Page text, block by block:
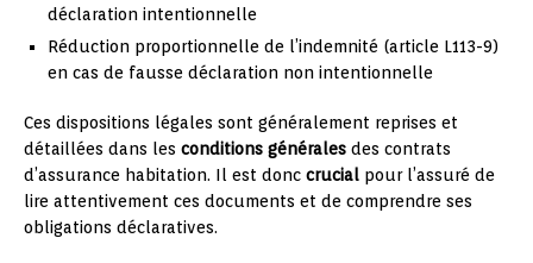
déclaration intentionnelle
Réduction proportionnelle de l’indemnité (article L113-9)
en cas de fausse déclaration non intentionnelle
Ces dispositions légales sont généralement reprises et
détaillées dans les conditions générales des contrats
d’assurance habitation. Il est donc crucial pour l’assuré de
lire attentivement ces documents et de comprendre ses
obligations déclaratives.